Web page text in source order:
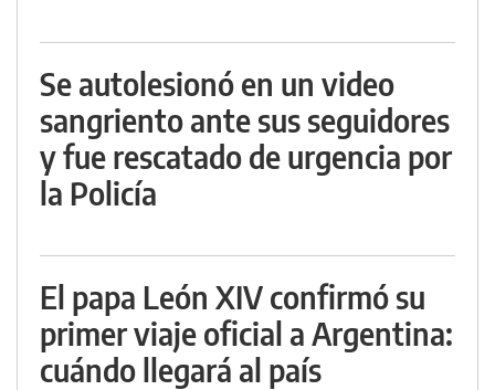
Se autolesionó en un video
sangriento ante sus seguidores
y fue rescatado de urgencia por
la Policía
El papa León XIV confirmó su
primer viaje oficial a Argentina:
cuándo llegará al país